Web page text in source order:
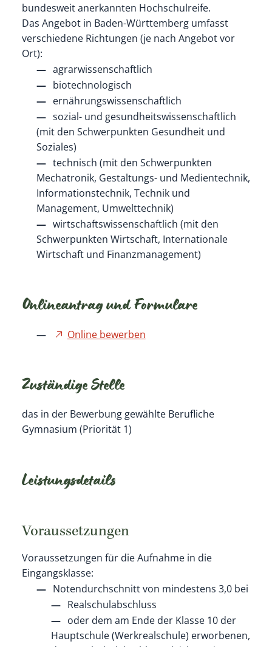
bundesweit anerkannten Hochschulreife.
Das Angebot in Baden-Württemberg umfasst
verschiedene Richtungen (je nach Angebot vor
Ort):
agrarwissenschaftlich
biotechnologisch
ernährungswissenschaftlich
sozial- und gesundheitswissenschaftlich
(mit den Schwerpunkten Gesundheit und
Soziales)
technisch (mit den Schwerpunkten
Mechatronik, Gestaltungs- und Medientechnik,
Informationstechnik, Technik und
Management, Umwelttechnik)
wirtschaftswissenschaftlich (mit den
Schwerpunkten Wirtschaft, Internationale
Wirtschaft und Finanzmanagement)
Onlineantrag und Formulare
Online bewerben
Zuständige Stelle
das in der Bewerbung gewählte Berufliche
Gymnasium (Priorität 1)
Leistungsdetails
Voraussetzungen
Voraussetzungen für die Aufnahme in die
Eingangsklasse:
Notendurchschnitt von mindestens 3,0 bei
Realschulabschluss
oder dem am Ende der Klasse 10 der
Hauptschule (Werkrealschule) erworbenen,